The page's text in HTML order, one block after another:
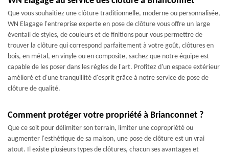
Que vous souhaitiez une clôture traditionnelle, moderne ou personnalisée,
WN Elagage l'entreprise experte en pose de clôture vous offre un large
éventail de styles, de couleurs et de finitions pour vous permettre de
trouver la clôture qui correspond parfaitement à votre goût, clôtures en
bois, en métal, en vinyle ou en composite, sachez que notre équipe est
capable de les poser dans les règles de l'art. Profitez d'un espace extérieur
amélioré et d'une tranquillité d'esprit grâce à notre service de pose de
clôture de qualité.
Comment protéger votre propriété à Brianconnet ?
Que ce soit pour délimiter son terrain, limiter une copropriété ou
augmenter l'esthétique de sa maison, une pose de clôture est un vrai
atout. Il existe plusieurs types de clôtures, chacun ses avantages et